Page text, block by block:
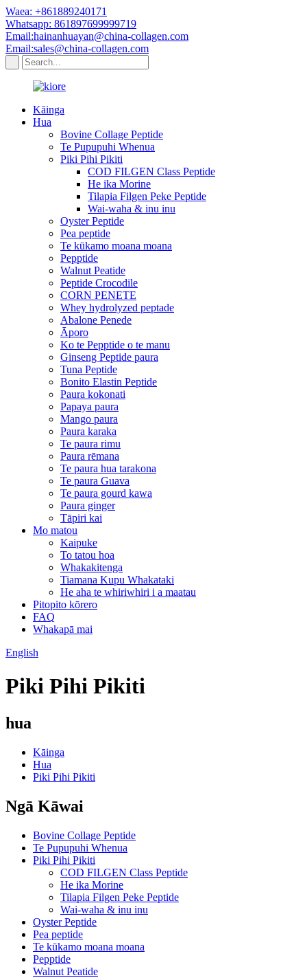
Waea: +861889240171
Whatsapp: 861897699999719
Email:hainanhuayan@china-collagen.com
Email:sales@china-collagen.com
Kāinga
Hua
Bovine Collage Peptide
Te Pupupuhi Whenua
Piki Pihi Pikiti
COD FILGEN Class Peptide
He ika Morine
Tilapia Filgen Peke Peptide
Wai-waha & inu inu
Oyster Peptide
Pea peptide
Te kūkamo moana moana
Pepptide
Walnut Peatide
Peptide Crocodile
CORN PENETE
Whey hydrolyzed peptade
Abalone Penede
Āporo
Ko te Pepptide o te manu
Ginseng Peptide paura
Tuna Peptide
Bonito Elastin Peptide
Paura kokonati
Papaya paura
Mango paura
Paura karaka
Te paura rimu
Paura rēmana
Te paura hua tarakona
Te paura Guava
Te paura gourd kawa
Paura ginger
Tāpiri kai
Mo matou
Kaipuke
To tatou hoa
Whakakitenga
Tiamana Kupu Whakataki
He aha te whiriwhiri i a maatau
Pitopito kōrero
FAQ
Whakapā mai
English
Piki Pihi Pikiti
hua
Kāinga
Hua
Piki Pihi Pikiti
Ngā Kāwai
Bovine Collage Peptide
Te Pupupuhi Whenua
Piki Pihi Pikiti
COD FILGEN Class Peptide
He ika Morine
Tilapia Filgen Peke Peptide
Wai-waha & inu inu
Oyster Peptide
Pea peptide
Te kūkamo moana moana
Pepptide
Walnut Peatide